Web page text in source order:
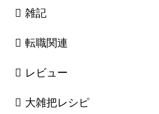
雑記
転職関連
レビュー
大雑把レシピ